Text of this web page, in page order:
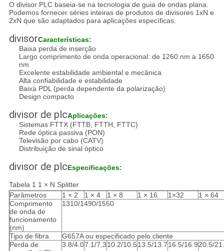
O divisor PLC baseia-se na tecnologia de guia de ondas plana.
Podemos fornecer séries inteiras de produtos de divisores 1xN e
2xN que são adaptados para aplicações específicas.
divisorCaracterísticas:
Baixa perda de inserção
Largo comprimento de onda operacional: de 1260 nm a 1650
nm
Excelente estabilidade ambiental e mecânica
Alta confiabilidade e estabilidade
Baixa PDL (perda dependente da polarização)
Design compacto
divisor de plcAplicações:
Sistemas FTTX (FTTB, FTTH, FTTC)
Rede óptica passiva (PON)
Televisão por cabo (CATV)
Distribuição de sinal óptico
divisor de plcEspecificações:
Tabela 1 1 × N Splitter
Parâmetros
1 × 2 1 × 4 1 × 8 1 × 16 1×32
1 × 64
Comprimento
de onda de
funcionamento
(nm)
1310/1490/1550
Tipo de fibra
G657A ou especificado pelo cliente
Perda de
3.8/4.07.1/7.310.2/10.513.5/13.716.5/16.920.5/